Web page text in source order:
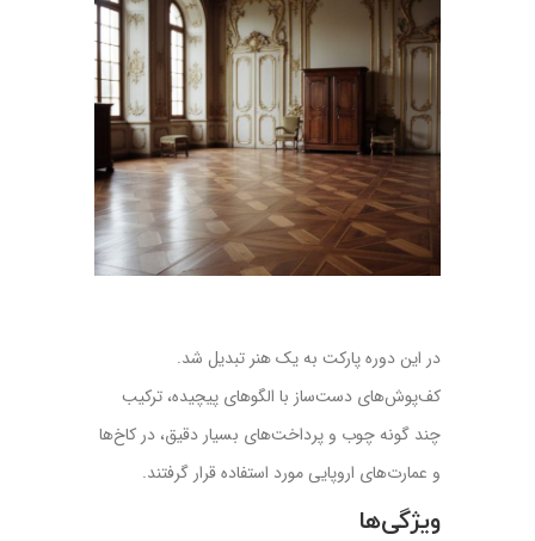
در این دوره پارکت به یک هنر تبدیل شد.
کف‌پوش‌های دست‌ساز با الگوهای پیچیده، ترکیب
چند گونه چوب و پرداخت‌های بسیار دقیق، در کاخ‌ها
و عمارت‌های اروپایی مورد استفاده قرار گرفتند.
ویژگی‌ها